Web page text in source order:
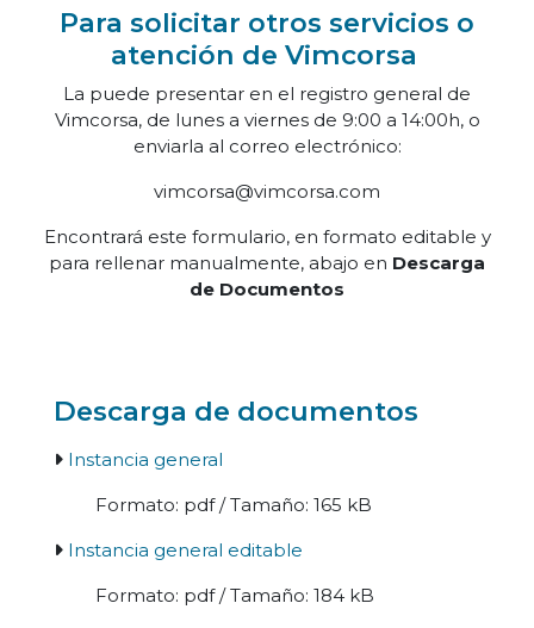
Para solicitar otros servicios o
atención de Vimcorsa
La puede presentar en el registro general de
Vimcorsa, de lunes a viernes de 9:00 a 14:00h, o
enviarla al correo electrónico:
vimcorsa@vimcorsa.com
Encontrará este formulario, en formato editable y
para rellenar manualmente, abajo en Descarga
de Documentos
Descarga de documentos
Instancia general
Formato: pdf / Tamaño: 165 kB
Instancia general editable
Formato: pdf / Tamaño: 184 kB